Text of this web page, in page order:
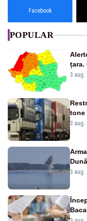
Facebook
POPULAR
țara.
3 aug.
tone
este
3 aug.
3 aug.